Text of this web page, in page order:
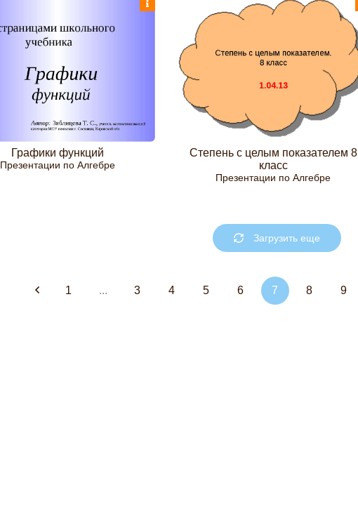
Графики функций
Презентации по Алгебре
Степень с целым показателем 8
класс
Презентации по Алгебре
Загрузить еще
1 ... 3 4 5 6 7 8 9